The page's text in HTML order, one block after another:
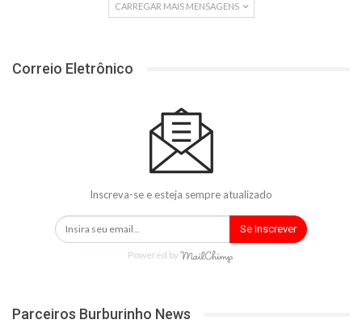
CARREGAR MAIS MENSAGENS
Correio Eletrônico
Inscreva-se e esteja sempre atualizado
Se Inscrever
Powered by
Parceiros Burburinho News